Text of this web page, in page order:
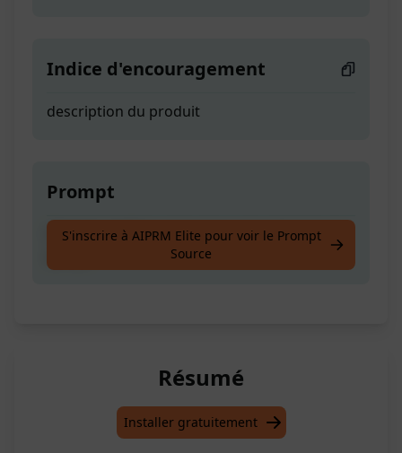
Indice d'encouragement
description du produit
Prompt
Créez le meilleur copy pour une annonce en
S'inscrire à AIPRM Elite pour voir le Prompt
Source
Résumé
Installer gratuitement